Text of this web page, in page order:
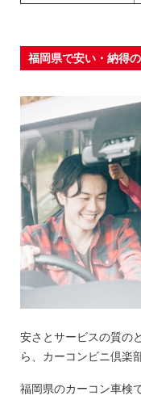
福岡県で安い・納得
安さとサービスの質の
ら、カーコンビニ倶楽
福岡県のカーコン車検